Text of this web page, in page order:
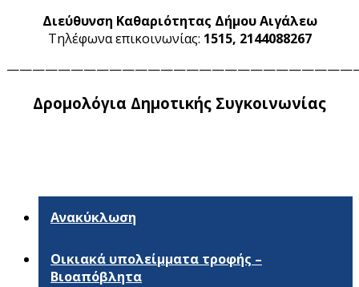
Διεύθυνση Καθαριότητας Δήμου Αιγάλεω
Τηλέφωνα επικοινωνίας: 1515, 2144088267
Δρομολόγια Δημοτικής Συγκοινωνίας
Ανακύκλωση
Οικιακά υπολείμματα τροφής –
Βιοαπόβλητα